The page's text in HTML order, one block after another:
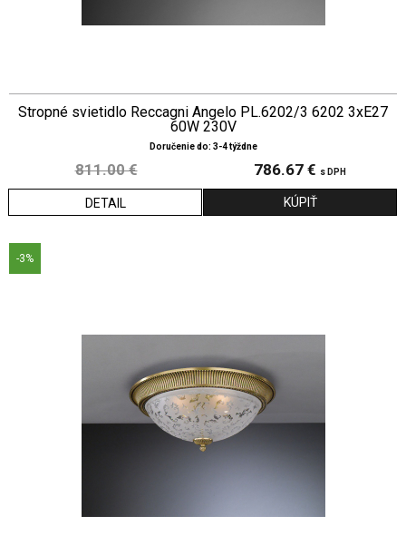
Stropné svietidlo Reccagni Angelo PL.6202/3 6202 3xE27
60W 230V
Doručenie do: 3-4 týždne
811.00 € 786.67 € s DPH
DETAIL
-3%